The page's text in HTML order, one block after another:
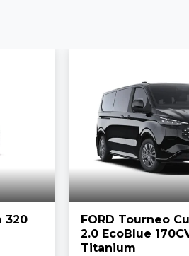
320
FORD Tourneo
2.0 EcoBlue
Titanium